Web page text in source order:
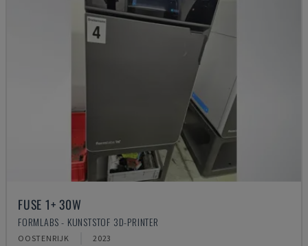
FUSE 1+ 30W
FORMLABS - KUNSTSTOF 3D-PRINTER
OOSTENRIJK 2023